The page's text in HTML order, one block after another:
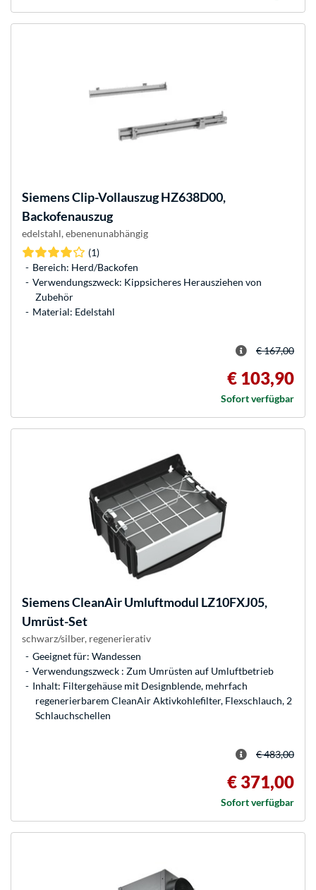
SiemensClip-Vollauszug HZ638D00,
Backofenauszug
edelstahl, ebenenunabhängig
(1)
Bereich: Herd/Backofen
Verwendungszweck: Kippsicheres Herausziehen von
Zubehör
Material: Edelstahl
€ 167,00
€ 103,90
Sofort verfügbar
SiemensCleanAir Umluftmodul LZ10FXJ05,
Umrüst-Set
schwarz/silber, regenerierativ
Geeignet für: Wandessen
Verwendungszweck : Zum Umrüsten auf Umluftbetrieb
Inhalt: Filtergehäuse mit Designblende, mehrfach
regenerierbarem CleanAir Aktivkohlefilter, Flexschlauch, 2
Schlauchschellen
€ 483,00
€ 371,00
Sofort verfügbar